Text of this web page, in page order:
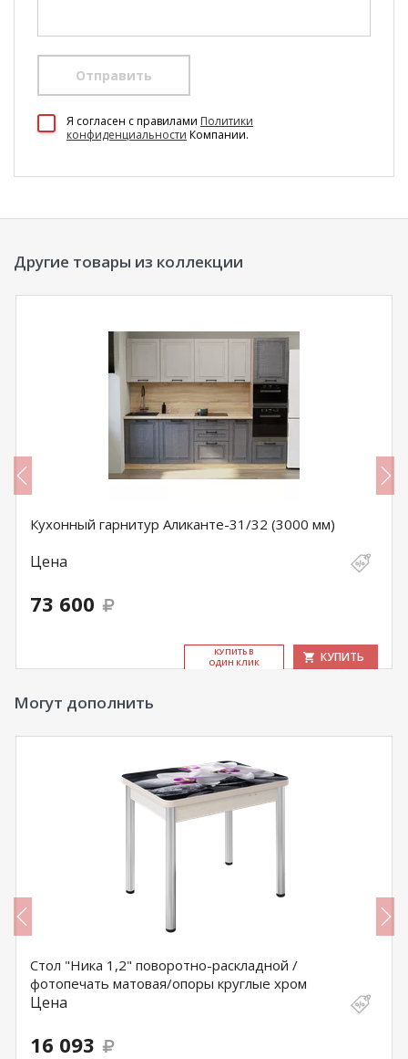
Отправить
Я согласен c правилами Политики
конфиденциальности Компании.
Другие товары из коллекции
Кухонный гарнитур Аликанте-31/32 (3000 мм)
Цена
73 600
КУ­ПИТЬ В
ОДИН КЛИК
КУПИТЬ
Могут дополнить
Стол "Ника 1,2" поворотно-раскладной /
фотопечать матовая/опоры круглые хром
Цена
16 093